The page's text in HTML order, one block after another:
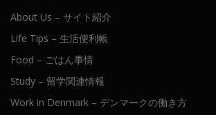
About Us – サイト紹介
Life Tips – 生活便利帳
Food – ごはん事情
Study – 留学関連情報
Work in Denmark – デンマークの働き方